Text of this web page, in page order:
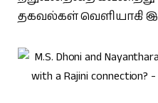
தகவல்கள் வெளியாகி